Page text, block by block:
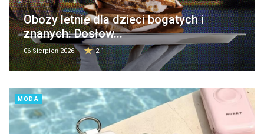
Obozy letnie dla dzieci bogatych i
znanych: Dosłow...
06 Sierpień 2026 2.1
MODA